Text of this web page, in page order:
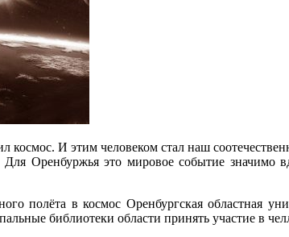
космос. И этим человеком стал наш
Для Оренбуржья это мировое событие
полёта в космос Оренбургская областная
библиотеки области принять участие в